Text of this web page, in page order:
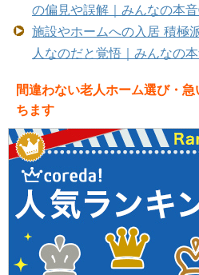
の偏見や誤解｜みんなの本
施設やホームへの入居 積極
人なのだと覚悟｜みんなの
間違わない老人ホーム選び・
ちます